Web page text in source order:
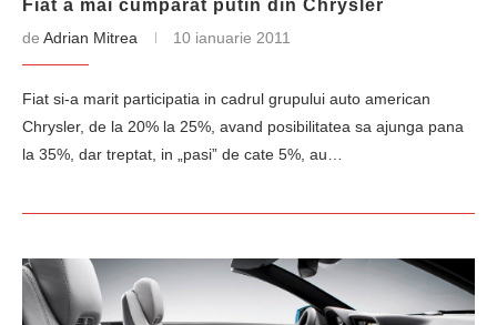
Fiat a mai cumparat putin din Chrysler
de Adrian Mitrea 10 ianuarie 2011
Fiat si-a marit participatia in cadrul grupului auto american
Chrysler, de la 20% la 25%, avand posibilitatea sa ajunga pana
la 35%, dar treptat, in „pasi” de cate 5%, au…